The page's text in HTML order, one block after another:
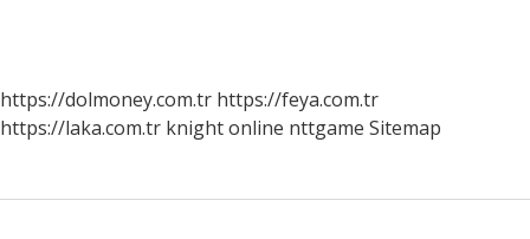
https://dolmoney.com.tr https://feya.com.tr
https://laka.com.tr knight online nttgame Sitemap